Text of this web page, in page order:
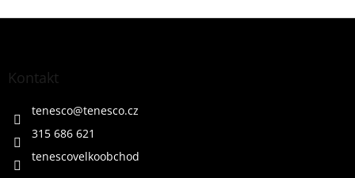
Z
Kontakt
tenesco@tenesco.cz
315 686 621
tenescovelkoobchod